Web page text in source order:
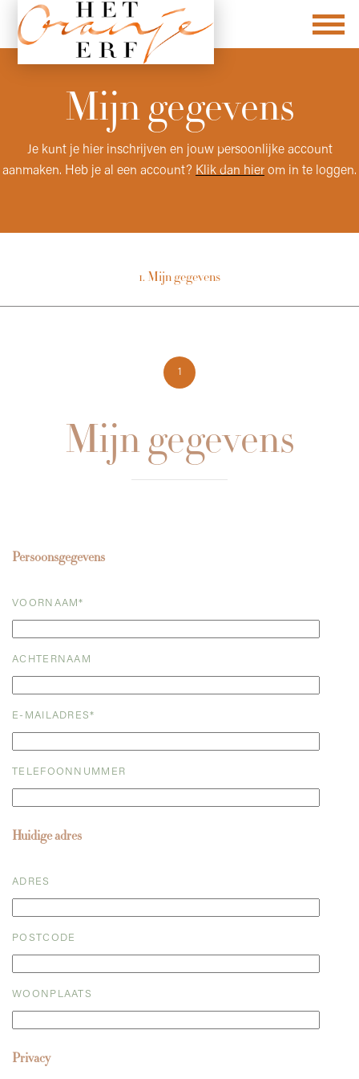
Mijn gegevens
Je kunt je hier inschrijven en jouw persoonlijke account
aanmaken. Heb je al een account? Klik dan hier om in te loggen.
1. Mijn gegevens
1
Mijn gegevens
Persoonsgegevens
VOORNAAM*
ACHTERNAAM
E-MAILADRES*
TELEFOONNUMMER
Huidige adres
ADRES
POSTCODE
WOONPLAATS
Privacy